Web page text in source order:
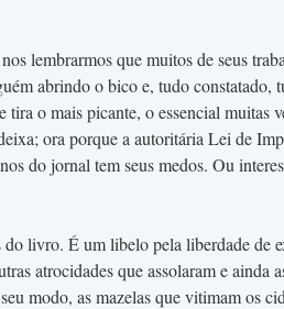
lembrarmos que muitos de seus
abrindo o bico e, tudo constatado,
o mais picante, o essencial muitas
ora porque a autoritária Lei de
do jornal tem seus medos. Ou
livro. É um libelo pela liberdade de
atrocidades que assolaram e ainda
modo, as mazelas que vitimam os